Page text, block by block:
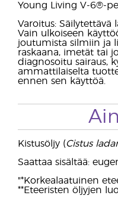
Young Living V-6®-
Varoitus: Säilytettävä
Vain ulkoiseen
joutumista silmiin ja
raskaana, imetät tai
diagnosoitu sairaus,
ammattilaiselta
ennen sen käyttöä.
Kistusöljy (Cistus
Saattaa sisältää:
"*Korkealaatuinen
**Eteeristen öljyjen